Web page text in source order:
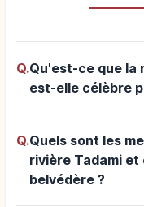
Q.Qu'est-ce que la
est-elle célèbre
Q.Quels sont les
rivière Tadami
belvédère ?